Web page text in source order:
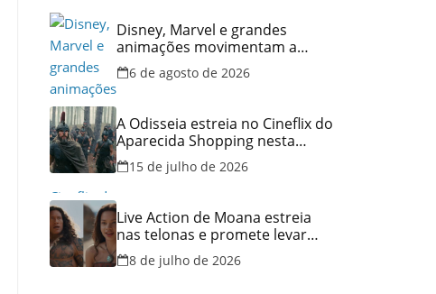
Disney, Marvel e grandes
animações movimentam a
programação do Cineflix do
Aparecida Shopping
6 de agosto de 2026
A Odisseia estreia no Cineflix do
Aparecida Shopping nesta
quinta, 16
15 de julho de 2026
Live Action de Moana estreia
nas telonas e promete levar
aventura e emoção ao Cineflix
do Aparecida Shopping
8 de julho de 2026